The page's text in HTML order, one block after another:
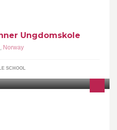
Ungdomskole
, Norway
SCHOOL